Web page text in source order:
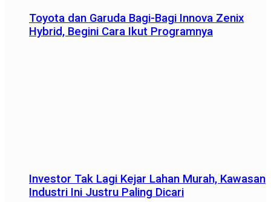
Toyota dan Garuda Bagi-Bagi Innova Zenix
Hybrid, Begini Cara Ikut Programnya
Investor Tak Lagi Kejar Lahan Murah, Kawasan
Industri Ini Justru Paling Dicari